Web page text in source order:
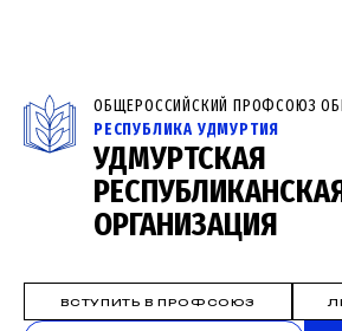
ОБЩЕРОССИЙСКИЙ ПРОФСОЮЗ
РЕСПУБЛИКА УДМУРТИЯ
УДМУРТСКАЯ
ОРГАНИЗАЦИЯ
ВСТУПИТЬ В ПРОФСОЮЗ